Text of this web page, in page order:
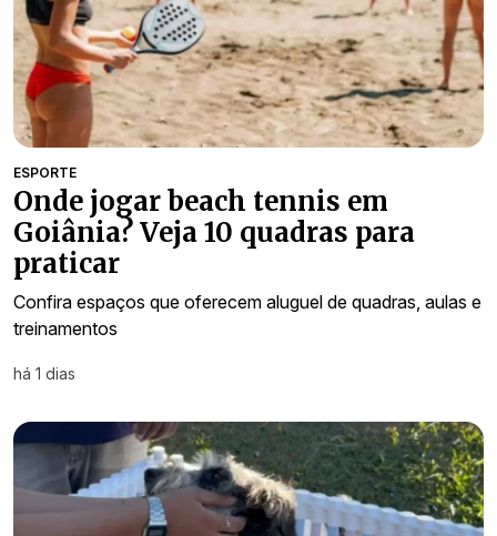
ESPORTE
Onde jogar beach tennis em
Goiânia? Veja 10 quadras para
praticar
Confira espaços que oferecem aluguel de quadras, aulas e
treinamentos
há 1 dias